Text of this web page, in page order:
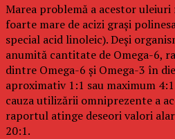
Marea problemă a acestor
foarte mare de acizi grași
special acid linoleic). Deși
anumită cantitate de Omega-6,
dintre Omega-6 și Omega-3 în
aproximativ 1:1 sau maximum
cauza utilizării omniprezente a
raportul atinge deseori valori
20:1.